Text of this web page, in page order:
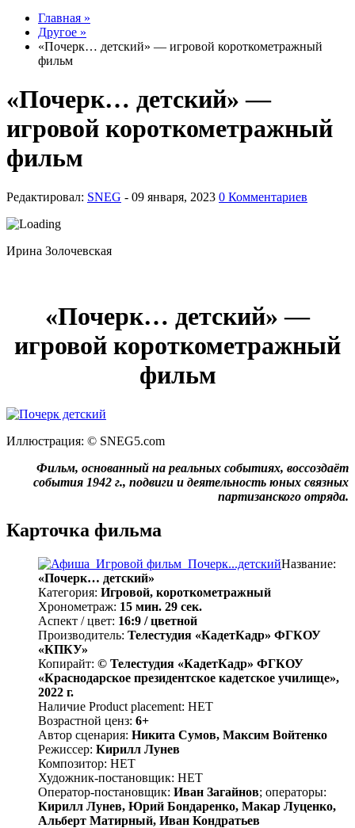
Главная »
Другое »
«Почерк… детский» — игровой короткометражный
фильм
«Почерк… детский» —
игровой короткометражный
фильм
Редактировал: SNEG - 0 Комментариев
Ирина Золочевская
«Почерк… детский» —
игровой короткометражный
фильм
Иллюстрация: © SNEG5.com
Фильм, основанный на реальных событиях, воссоздаёт
события 1942 г., подвиги и деятельность юных связных
партизанского отряда.
Карточка фильма
Название:
«Почерк… детский»
Категория: Игровой, короткометражный
Хронометраж: 15 мин. 29 сек.
Аспект / цвет: 16:9 / цветной
Производитель: Телестудия «КадетКадр» ФГКОУ
«КПКУ»
Копирайт: © Телестудия «КадетКадр» ФГКОУ
«Краснодарское президентское кадетское училище»,
2022 г.
Наличие Product placement: НЕТ
Возрастной ценз: 6+
Автор сценария: Никита Сумов, Максим Войтенко
Режиссер: Кирилл Лунев
Композитор: НЕТ
Художник-постановщик: НЕТ
Оператор-постановщик: Иван Загайнов; операторы:
Кирилл Лунев, Юрий Бондаренко, Макар Луценко,
Альберт Матирный, Иван Кондратьев